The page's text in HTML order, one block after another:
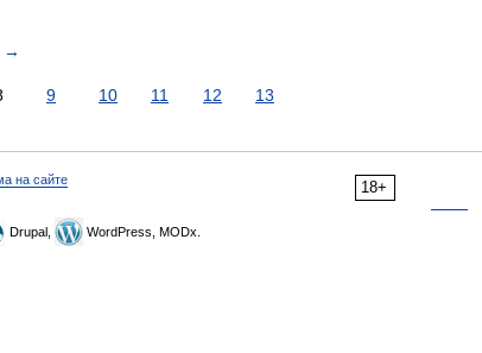
→
9 10 11 12 13
18+
на сайте
Drupal, WordPress, MODx.